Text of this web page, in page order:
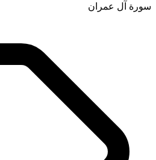
سورة آل عمران